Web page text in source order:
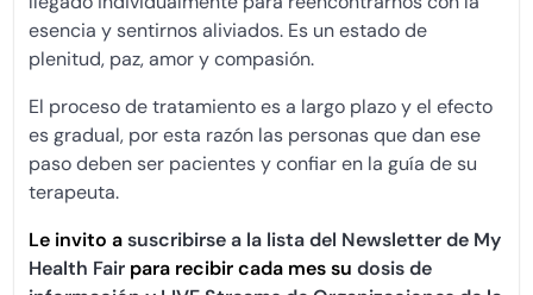
esencia y sentirnos aliviados. Es un estado de
plenitud, paz, amor y compasión.
El proceso de tratamiento es a largo plazo y el efecto
es gradual, por esta razón las personas que dan ese
paso deben ser pacientes y confiar en la guía de su
terapeuta.
Le invito asuscribirse a la lista del Newsletter de My
Health Fair para recibir cada mes su dosis de